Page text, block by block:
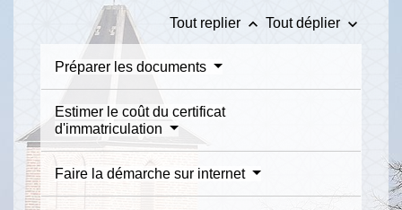
Tout replier keyboard_arrow_up Tout déplier keyboard_arrow_down
Préparer les documents
Estimer le coût du certificat
d'immatriculation
Faire la démarche sur internet